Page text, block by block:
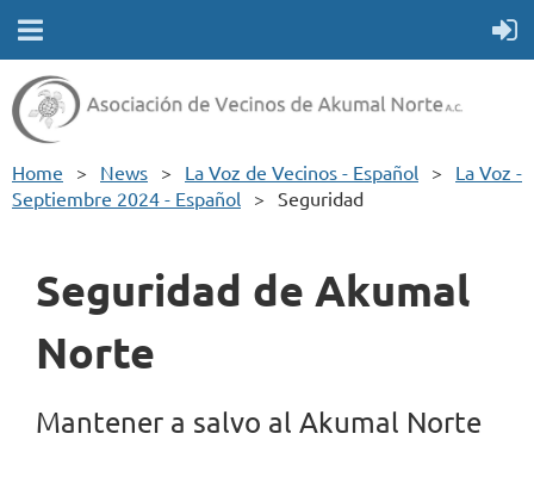
Home News La Voz de Vecinos - Español
La Voz -
Septiembre 2024 - Español
Seguridad
Seguridad de Akumal
Norte
Mantener a salvo al Akumal Norte